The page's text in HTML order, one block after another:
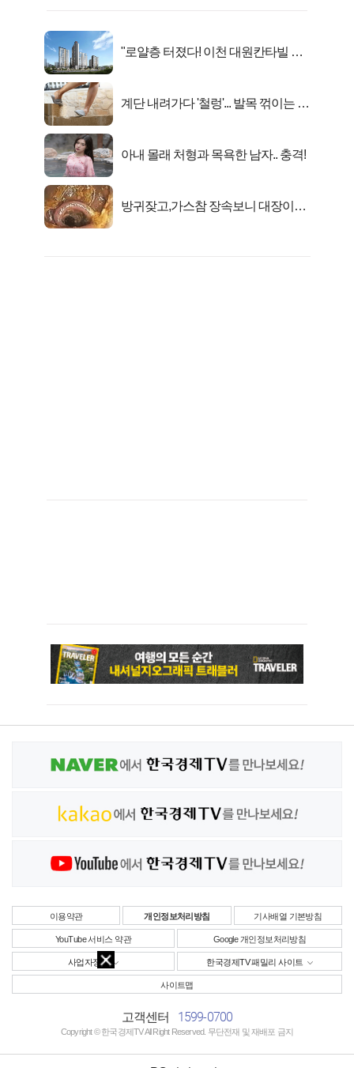
"로얄층 터졌다! 이천 대원칸타빌 잔
계단 내려가다 '철렁'... 발목 꺾이는 이
아내 몰래 처형과 목욕한 남자.. 충격!
방귀잦고,가스참 장속보니 대장이아
이용약관 개인정보처리방침 기사배열 기본방침
YouTube 서비스 약관 Google 개인정보처리방침
사업자정보 한국경제TV 패밀리 사이트
사이트맵
고객센터 1599-0700
Copyright © 한국경제TV All Right Reserved. 무단전재 및 재배포 금지